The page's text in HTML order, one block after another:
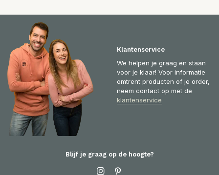
Klantenservice
We helpen je graag en staan
voor je klaar! Voor informatie
omtrent producten of je order,
neem contact op met de
klantenservice
Blijf je graag op de hoogte?